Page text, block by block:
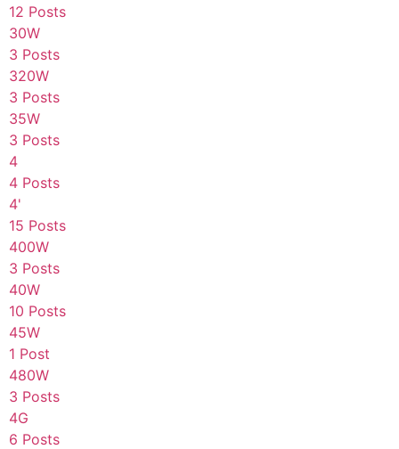
12 Posts
30W
3 Posts
320W
3 Posts
35W
3 Posts
4
4 Posts
4'
15 Posts
400W
3 Posts
40W
10 Posts
45W
1 Post
480W
3 Posts
4G
6 Posts